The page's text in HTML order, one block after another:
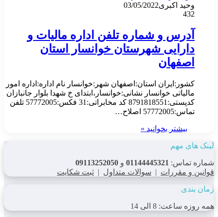
وحید اکبری03/05/2022
432
آدرس و شماره تلفن اداره مالیات و
دارایی شهرستان خوانسار استان
اصفهان
کشور:ایران استان:اصفهان شهر:خوانسار نام اداره:اداره امور
مالیاتی خوانسار نشانی:خوانسار،ابتدای خ شهدا بلوار جانبازان
کدپستی:8791818551 کد مخابراتی:31 فکس:57772005 تلفن
تماس:57772005 اصلاح…
بیشتر بخوانید »
لینک های مهم
شماره تماس: 01144445321 و 09113252050
قوانین و مقررات | سوالات متداول | ثبت شکایت
زمان بندی
همه روزه ساعت: 8 الی 14